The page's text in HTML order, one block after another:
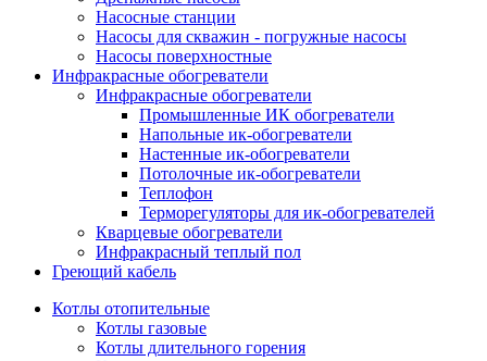
Насосные станции
Насосы для скважин - погружные насосы
Насосы поверхностные
Инфракрасные обогреватели
Инфракрасные обогреватели
Промышленные ИК обогреватели
Напольные ик-обогреватели
Настенные ик-обогреватели
Потолочные ик-обогреватели
Теплофон
Терморегуляторы для ик-обогревателей
Кварцевые обогреватели
Инфракрасный теплый пол
Греющий кабель
Котлы отопительные
Котлы газовые
Котлы длительного горения